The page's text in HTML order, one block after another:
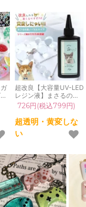
超改良【大容量UV-LED
レジン液】まさるの涙
ver.03 超透明 70g 初心
者 作家 コーティング
ハード 黄変しない 高品
質 クリア 猫 UVレジン
液 安い おすすめ
726円(税込799円)
超透明・黄変しな
い